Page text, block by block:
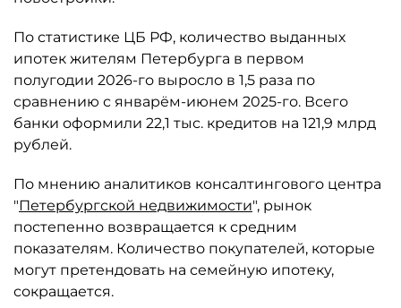
По статистике ЦБ РФ, количество выданных
ипотек жителям Петербурга в первом
полугодии 2026-го выросло в 1,5 раза по
сравнению с январём-июнем 2025-го. Всего
банки оформили 22,1 тыс. кредитов на 121,9 млрд
рублей.
По мнению аналитиков консалтингового центра
"Петербургской недвижимости", рынок
постепенно возвращается к средним
показателям. Количество покупателей, которые
могут претендовать на семейную ипотеку,
сокращается.